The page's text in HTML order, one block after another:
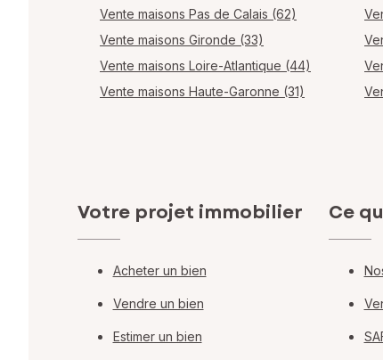
Vente maisons Pas de Calais (62)
Vente maisons Gironde (33)
Vente maisons Loire-Atlantique (44)
Vente maisons Haute-Garonne (31)
Votre projet immobilier
Acheter un bien
Vendre un bien
Estimer un bien
Ce